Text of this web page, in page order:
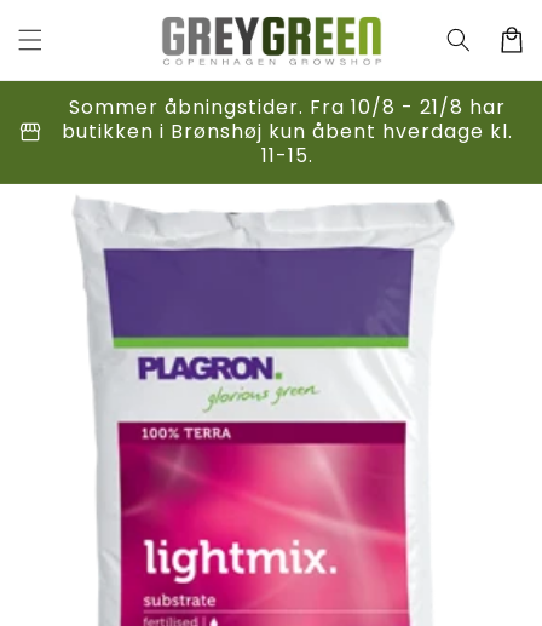
indhold
storefront
Sommer åbningstider. Fra 10/8 - 21/8 har
butikken i Brønshøj kun åbent hverdage kl.
11-15.